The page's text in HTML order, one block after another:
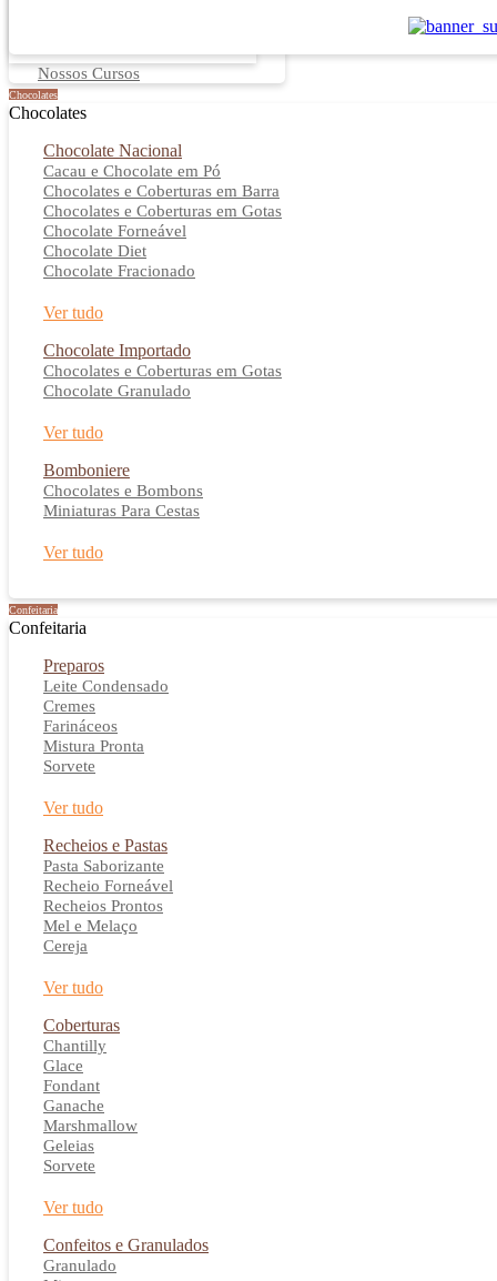
Nossos Cursos
Chocolates
Chocolates
Chocolate Nacional
Cacau e Chocolate em Pó
Chocolates e Coberturas em Barra
Chocolates e Coberturas em Gotas
Chocolate Forneável
Chocolate Diet
Chocolate Fracionado
Ver tudo
Chocolate Importado
Chocolates e Coberturas em Gotas
Chocolate Granulado
Ver tudo
Bomboniere
Chocolates e Bombons
Miniaturas Para Cestas
Ver tudo
Confeitaria
Confeitaria
Preparos
Leite Condensado
Cremes
Farináceos
Mistura Pronta
Sorvete
Ver tudo
Recheios e Pastas
Pasta Saborizante
Recheio Forneável
Recheios Prontos
Mel e Melaço
Cereja
Ver tudo
Coberturas
Chantilly
Glace
Fondant
Ganache
Marshmallow
Geleias
Sorvete
Ver tudo
Confeitos e Granulados
Granulado